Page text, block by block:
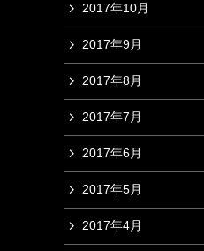
2017年10月
2017年9月
2017年8月
2017年7月
2017年6月
2017年5月
2017年4月